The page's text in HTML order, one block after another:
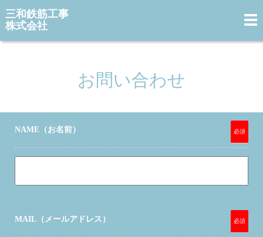
三和鉄筋工事
株式会社
お問い合わせ
NAME（お名前） 必須
MAIL（メールアドレス） 必須